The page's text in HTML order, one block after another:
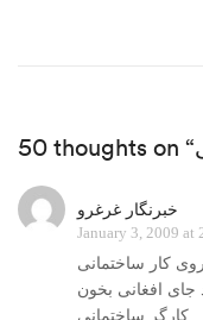
خبرنگار غرغرو
January 3, 2009 at
کار ساختمانی
جای افغانی بخون
کارگر ساختمانی